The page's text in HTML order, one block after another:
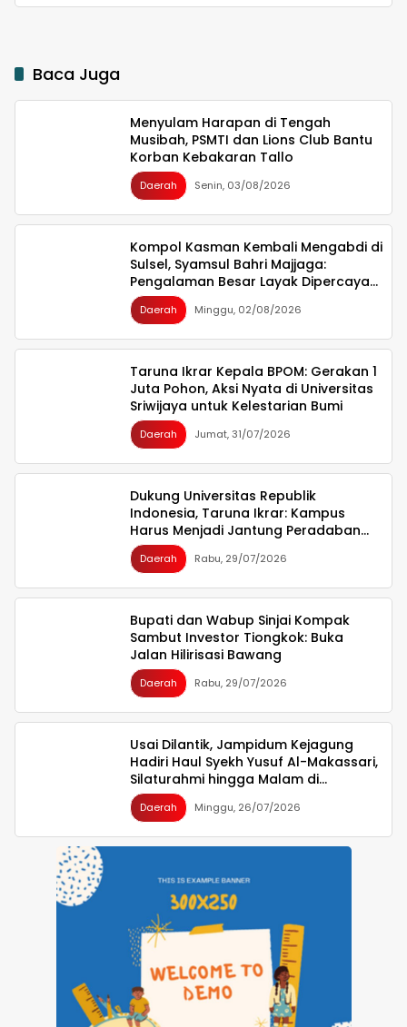
Baca Juga
Menyulam Harapan di Tengah
Musibah, PSMTI dan Lions Club Bantu
Korban Kebakaran Tallo
Daerah Senin, 03/08/2026
Kompol Kasman Kembali Mengabdi di
Sulsel, Syamsul Bahri Majjaga:
Pengalaman Besar Layak Dipercaya
Memimpin
Daerah Minggu, 02/08/2026
Taruna Ikrar Kepala BPOM: Gerakan 1
Juta Pohon, Aksi Nyata di Universitas
Sriwijaya untuk Kelestarian Bumi
Daerah Jumat, 31/07/2026
Dukung Universitas Republik
Indonesia, Taruna Ikrar: Kampus
Harus Menjadi Jantung Peradaban
seperti Jepang dan China Wujudkan
Indonesia Emas 2045
Daerah Rabu, 29/07/2026
Bupati dan Wabup Sinjai Kompak
Sambut Investor Tiongkok: Buka
Jalan Hilirisasi Bawang
Daerah Rabu, 29/07/2026
Usai Dilantik, Jampidum Kejagung
Hadiri Haul Syekh Yusuf Al-Makassari,
Silaturahmi hingga Malam di
Makassar
Daerah Minggu, 26/07/2026